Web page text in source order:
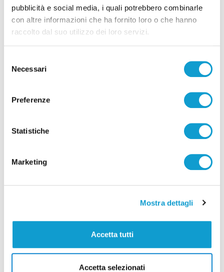
pubblicità e social media, i quali potrebbero combinarle
con altre informazioni che ha fornito loro o che hanno
raccolto dal suo utilizzo dei loro servizi.
delNecessari
Preferenze
Statistiche
Marketing
Mostra dettagli
Accetta tutti
Accetta selezionati
Vallesenzana, in azione 15 vigili del fuoco